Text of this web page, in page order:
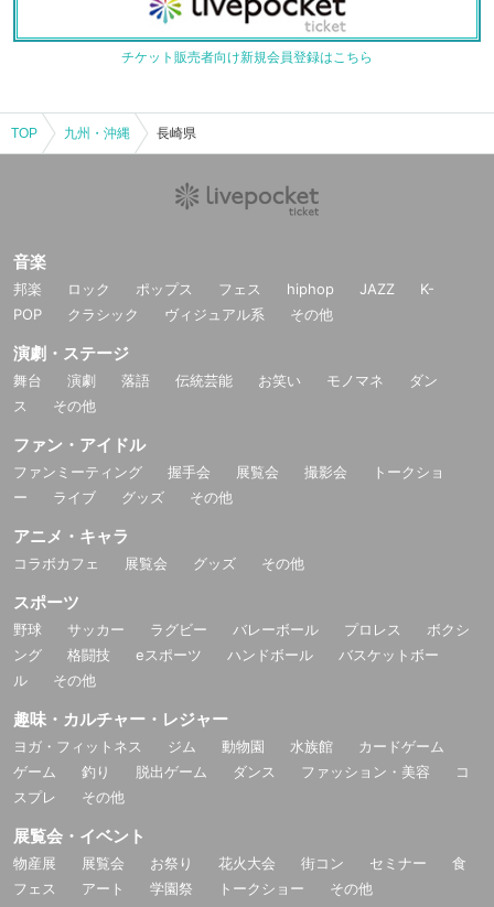
チケット販売者向け新規会員登録はこちら
TOP 九州・沖縄 長崎県
音楽
邦楽 ロック ポップス フェス hiphop JAZZ
K-
POP
クラシック ヴィジュアル系 その他
演劇・ステージ
舞台 演劇 落語 伝統芸能 お笑い モノマネ
ダン
ス
その他
ファン・アイドル
ファンミーティング 握手会 展覧会 撮影会
トークショ
ー
ライブ グッズ その他
アニメ・キャラ
コラボカフェ 展覧会 グッズ その他
スポーツ
野球 サッカー ラグビー バレーボール プロレス
ボクシ
ング
格闘技 eスポーツ ハンドボール
バスケットボー
ル
その他
趣味・カルチャー・レジャー
ヨガ・フィットネス ジム 動物園 水族館
カードゲーム
ゲーム
釣り 脱出ゲーム ダンス ファッション・美容
コ
スプレ
その他
展覧会・イベント
物産展 展覧会 お祭り 花火大会 街コン セミナー
食
フェス
アート 学園祭 トークショー その他